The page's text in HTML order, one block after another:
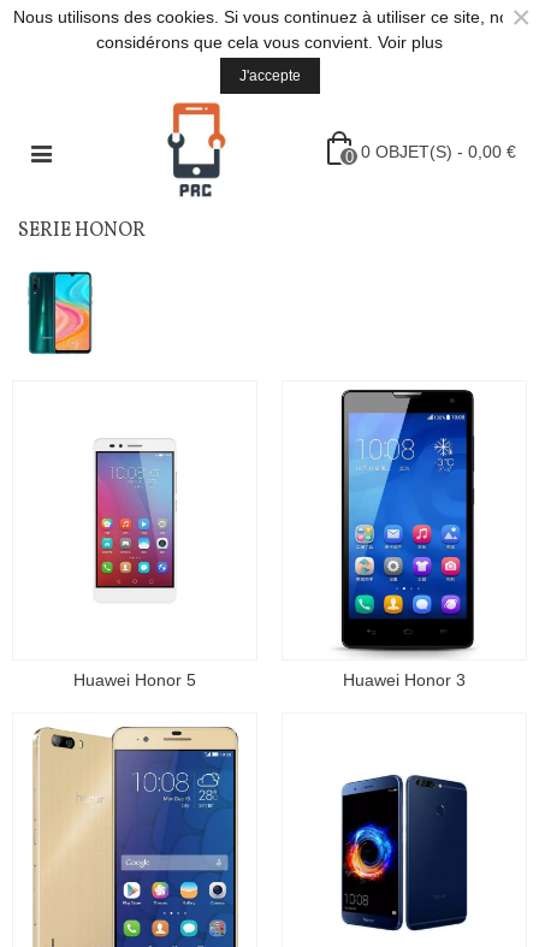
Nous utilisons des cookies. Si vous continuez à utiliser ce site, nous
considérons que cela vous convient. Voir plus
J'accepte
×
0 0 OBJET(S) - 0,00 €
SERIE HONOR
Huawei Honor 5 Huawei Honor 3